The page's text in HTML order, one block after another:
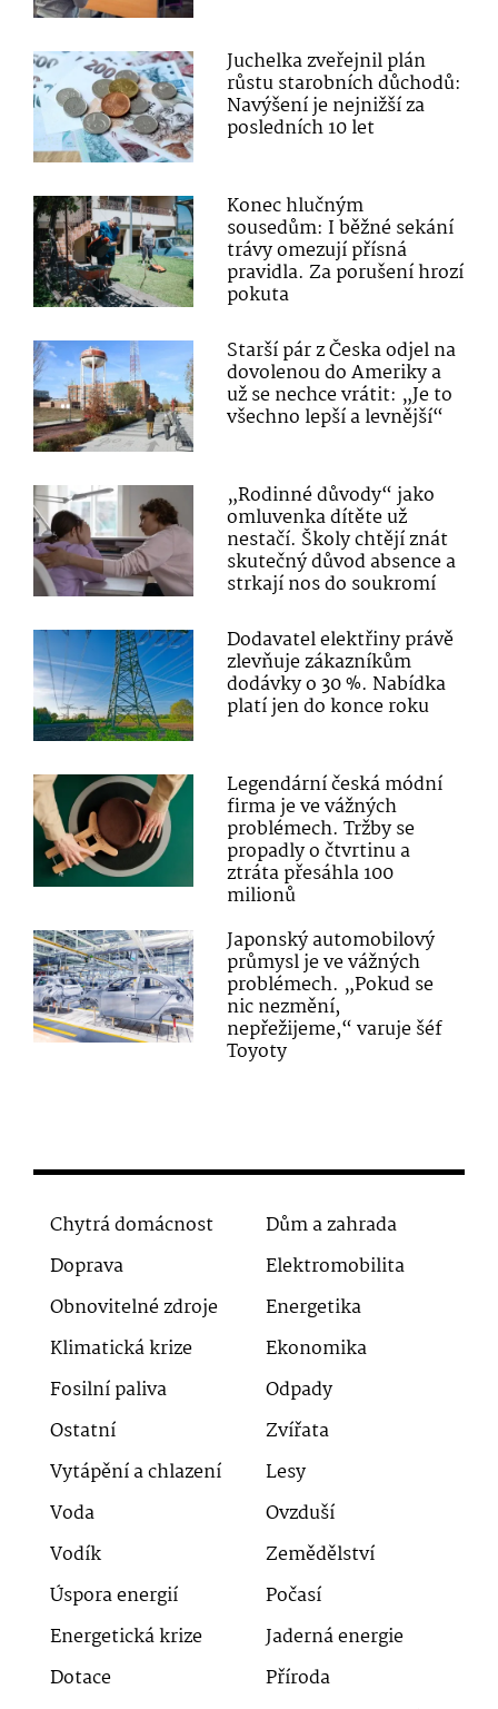
Juchelka zveřejnil plán
růstu starobních důchodů:
Navýšení je nejnižší za
posledních 10 let
Konec hlučným
sousedům: I běžné sekání
trávy omezují přísná
pravidla. Za porušení hrozí
pokuta
Starší pár z Česka odjel na
dovolenou do Ameriky a
už se nechce vrátit: „Je to
všechno lepší a levnější“
„Rodinné důvody“ jako
omluvenka dítěte už
nestačí. Školy chtějí znát
skutečný důvod absence a
strkají nos do soukromí
Dodavatel elektřiny právě
zlevňuje zákazníkům
dodávky o 30 %. Nabídka
platí jen do konce roku
Legendární česká módní
firma je ve vážných
problémech. Tržby se
propadly o čtvrtinu a
ztráta přesáhla 100
milionů
Japonský automobilový
průmysl je ve vážných
problémech. „Pokud se
nic nezmění,
nepřežijeme,“ varuje šéf
Toyoty
Chytrá domácnost
Dům a zahrada
Doprava
Elektromobilita
Obnovitelné zdroje
Energetika
Klimatická krize
Ekonomika
Fosilní paliva
Odpady
Ostatní
Zvířata
Vytápění a chlazení
Lesy
Voda
Ovzduší
Vodík
Zemědělství
Úspora energií
Počasí
Energetická krize
Jaderná energie
Dotace
Příroda